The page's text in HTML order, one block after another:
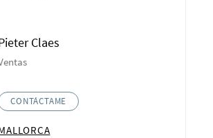
Claes
CONTÁCTAME